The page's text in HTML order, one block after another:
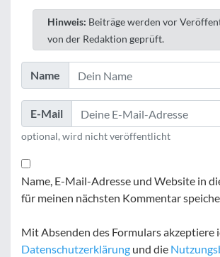
Hinweis: Beiträge werden vor
von der Redaktion geprüft.
Name
E-Mail
optional, wird nicht veröffentlicht
Name, E-Mail-Adresse und Website in
für meinen nächsten Kommentar
Mit Absenden des Formulars akzeptiere
Datenschutzerklärung und die